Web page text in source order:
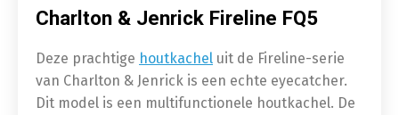
Charlton & Jenrick Fireline FQ5
Deze prachtige houtkachel uit de Fireline-serie
van Charlton & Jenrick is een echte eyecatcher.
Dit model is een multifunctionele houtkachel. De